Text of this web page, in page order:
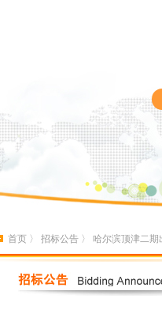
首页 〉 招标公告 〉 哈尔滨顶津二